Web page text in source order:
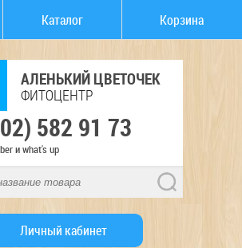
Каталог Корзина
АЛЕНЬКИЙ ЦВЕТОЧЕК
ФИТОЦЕНТР
582 91 73
и what's up
Личный кабинет